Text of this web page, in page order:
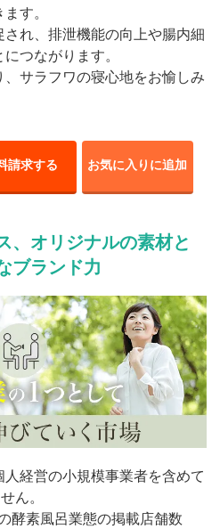
す。
れ、排泄機能の向上や腸内細
つながります。
サラフワの寝心地をお愉しみ
請求する お気に入りに追加
、オリジナルの素材と
ブランド力
経営の小規模事業者を含めて
ん。
酵素風呂業態の掲載店舗数